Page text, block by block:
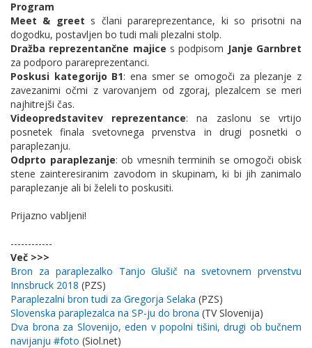
Program
Meet & greet s člani parareprezentance, ki so prisotni na
dogodku, postavljen bo tudi mali plezalni stolp.
Dražba reprezentančne majice s podpisom Janje Garnbret
za podporo parareprezentanci.
Poskusi kategorijo B1: ena smer se omogoči za plezanje z
zavezanimi očmi z varovanjem od zgoraj, plezalcem se meri
najhitrejši čas.
Videopredstavitev reprezentance: na zaslonu se vrtijo
posnetek finala svetovnega prvenstva in drugi posnetki o
paraplezanju.
Odprto paraplezanje: ob vmesnih terminih se omogoči obisk
stene zainteresiranim zavodom in skupinam, ki bi jih zanimalo
paraplezanje ali bi želeli to poskusiti.
Prijazno vabljeni!
------------
Več >>>
Bron za paraplezalko Tanjo Glušič na svetovnem prvenstvu
Innsbruck 2018 (PZS)
Paraplezalni bron tudi za Gregorja Selaka (PZS)
Slovenska paraplezalca na SP-ju do brona (TV Slovenija)
Dva brona za Slovenijo, eden v popolni tišini, drugi ob bučnem
navijanju #foto (Siol.net)